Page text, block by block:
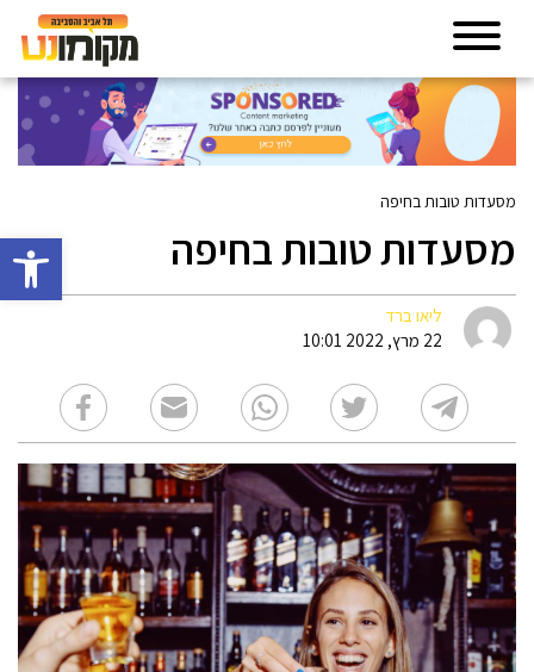
פתח
מסעדות טובות בחיפה
מסעדות טובות בחיפה
ליאו ברד
22 מרץ, 2022 10:01